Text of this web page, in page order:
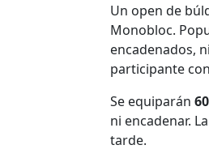
Un open de
Monobloc.
encadenados,
participante
Se equiparán
ni encadenar.
tarde.